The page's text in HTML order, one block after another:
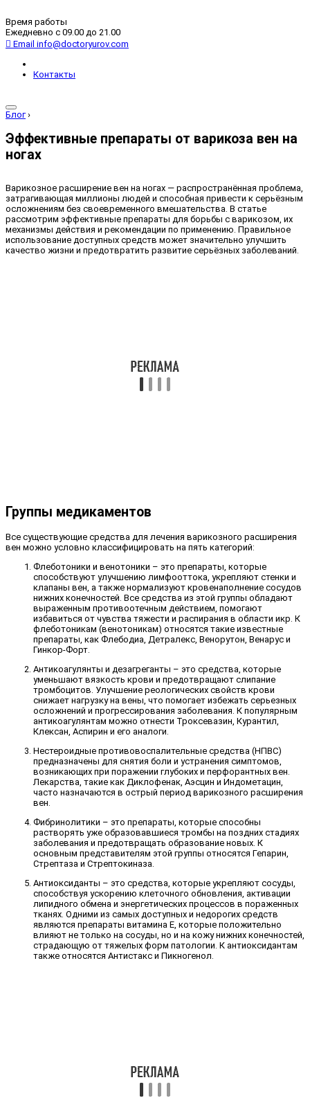
Время работы
Ежедневно с 09.00 до 21.00
Email info@doctoryurov.com
Контакты
Блог ›
Эффективные препараты от варикоза вен на
ногах
Варикозное расширение вен на ногах — распространённая проблема,
затрагивающая миллионы людей и способная привести к серьёзным
осложнениям без своевременного вмешательства. В статье
рассмотрим эффективные препараты для борьбы с варикозом, их
механизмы действия и рекомендации по применению. Правильное
использование доступных средств может значительно улучшить
качество жизни и предотвратить развитие серьёзных заболеваний.
Группы медикаментов
Все существующие средства для лечения варикозного расширения
вен можно условно классифицировать на пять категорий:
Флеботоники и венотоники – это препараты, которые
способствуют улучшению лимфооттока, укрепляют стенки и
клапаны вен, а также нормализуют кровенаполнение сосудов
нижних конечностей. Все средства из этой группы обладают
выраженным противоотечным действием, помогают
избавиться от чувства тяжести и распирания в области икр. К
флеботоникам (венотоникам) относятся такие известные
препараты, как Флебодиа, Детралекс, Венорутон, Венарус и
Гинкор-Форт.
Антикоагулянты и дезагреганты – это средства, которые
уменьшают вязкость крови и предотвращают слипание
тромбоцитов. Улучшение реологических свойств крови
снижает нагрузку на вены, что помогает избежать серьезных
осложнений и прогрессирования заболевания. К популярным
антикоагулянтам можно отнести Троксевазин, Курантил,
Клексан, Аспирин и его аналоги.
Нестероидные противовоспалительные средства (НПВС)
предназначены для снятия боли и устранения симптомов,
возникающих при поражении глубоких и перфорантных вен.
Лекарства, такие как Диклофенак, Аэсцин и Индометацин,
часто назначаются в острый период варикозного расширения
вен.
Фибринолитики – это препараты, которые способны
растворять уже образовавшиеся тромбы на поздних стадиях
заболевания и предотвращать образование новых. К
основным представителям этой группы относятся Гепарин,
Стрептаза и Стрептокиназа.
Антиоксиданты – это средства, которые укрепляют сосуды,
способствуя ускорению клеточного обновления, активации
липидного обмена и энергетических процессов в пораженных
тканях. Одними из самых доступных и недорогих средств
являются препараты витамина Е, которые положительно
влияют не только на сосуды, но и на кожу нижних конечностей,
страдающую от тяжелых форм патологии. К антиоксидантам
также относятся Антистакс и Пикногенол.